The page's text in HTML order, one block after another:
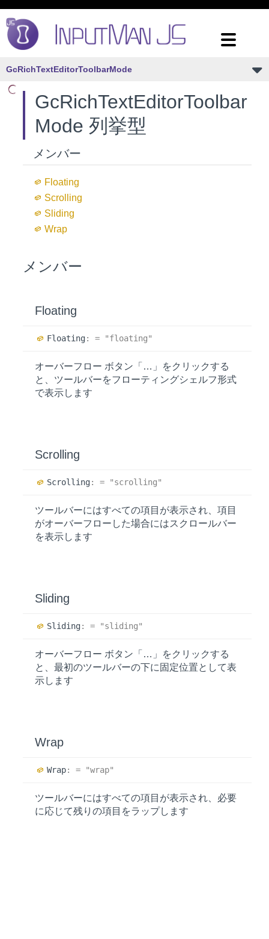
GcRichTextEditorToolbarMode
GcRichTextEditorToolbar
Mode 列挙型
メンバー
Floating
Scrolling
Sliding
Wrap
メンバー
Floating
Floating: = "floating"
オーバーフロー ボタン「…」をクリックする
と、ツールバーをフローティングシェルフ形式
で表示します
Scrolling
Scrolling: = "scrolling"
ツールバーにはすべての項目が表示され、項目
がオーバーフローした場合にはスクロールバー
を表示します
Sliding
Sliding: = "sliding"
オーバーフロー ボタン「…」をクリックする
と、最初のツールバーの下に固定位置として表
示します
Wrap
Wrap: = "wrap"
ツールバーにはすべての項目が表示され、必要
に応じて残りの項目をラップします